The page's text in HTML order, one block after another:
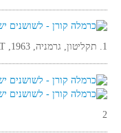
1. תקליטון, גרמניה, 1963, Ariola, 10358 AT, סטריאו
2